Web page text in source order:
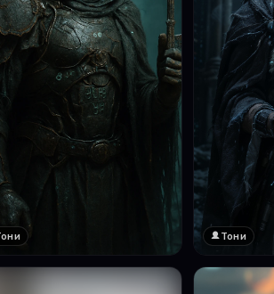
Тони